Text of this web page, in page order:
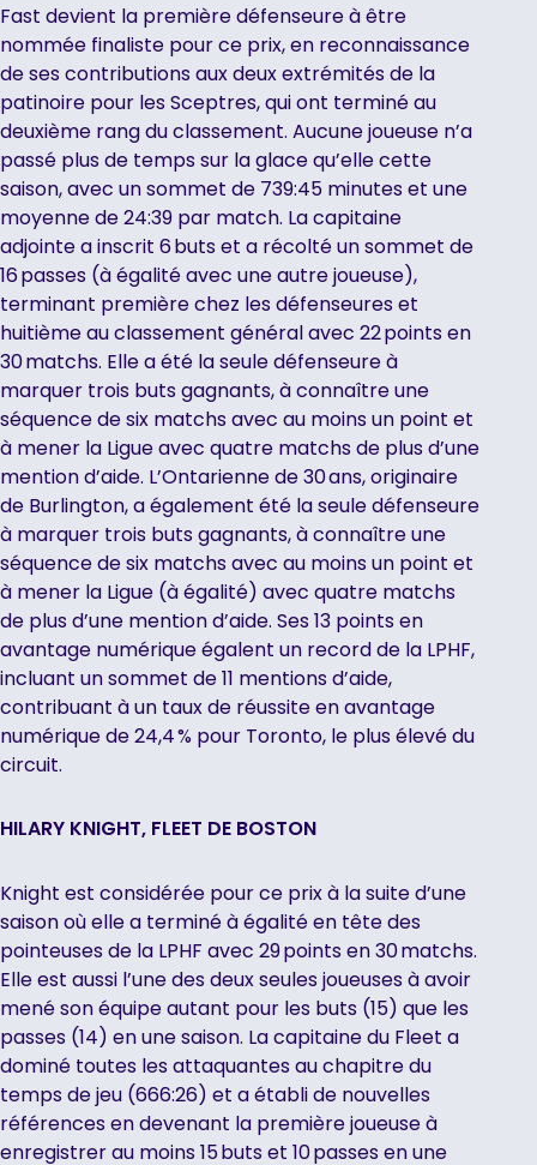
Fast devient la première défenseure à être
nommée finaliste pour ce prix, en reconnaissance
de ses contributions aux deux extrémités de la
patinoire pour les Sceptres, qui ont terminé au
deuxième rang du classement. Aucune joueuse n’a
passé plus de temps sur la glace qu’elle cette
saison, avec un sommet de 739:45 minutes et une
moyenne de 24:39 par match. La capitaine
adjointe a inscrit 6 buts et a récolté un sommet de
16 passes (à égalité avec une autre joueuse),
terminant première chez les défenseures et
huitième au classement général avec 22 points en
30 matchs. Elle a été la seule défenseure à
marquer trois buts gagnants, à connaître une
séquence de six matchs avec au moins un point et
à mener la Ligue avec quatre matchs de plus d’une
mention d’aide. L’Ontarienne de 30 ans, originaire
de Burlington, a également été la seule défenseure
à marquer trois buts gagnants, à connaître une
séquence de six matchs avec au moins un point et
à mener la Ligue (à égalité) avec quatre matchs
de plus d’une mention d’aide. Ses 13 points en
avantage numérique égalent un record de la LPHF,
incluant un sommet de 11 mentions d’aide,
contribuant à un taux de réussite en avantage
numérique de 24,4 % pour Toronto, le plus élevé du
circuit.
HILARY KNIGHT, FLEET DE BOSTON
Knight est considérée pour ce prix à la suite d’une
saison où elle a terminé à égalité en tête des
pointeuses de la LPHF avec 29 points en 30 matchs.
Elle est aussi l’une des deux seules joueuses à avoir
mené son équipe autant pour les buts (15) que les
passes (14) en une saison. La capitaine du Fleet a
dominé toutes les attaquantes au chapitre du
temps de jeu (666:26) et a établi de nouvelles
références en devenant la première joueuse à
enregistrer au moins 15 buts et 10 passes en une